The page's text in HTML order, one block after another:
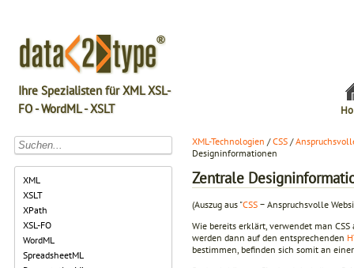
Ihre Spezialisten für XML XSL-
FO - WordML - XSLT
XML
XSLT
XPath
XSL-FO
WordML
SpreadsheetML
XML-Technologien /CSS /
Designinformationen
Zentrale
(Auszug aus "CSS − Anspruchsvolle
Wie bereits erklärt, verwendet man
werden dann auf den entsprechenden
bestimmen, befinden sich somit an